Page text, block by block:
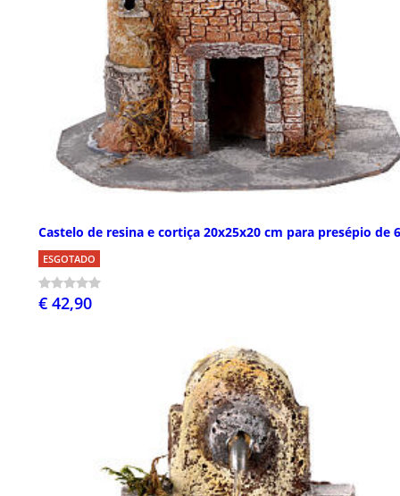
Castelo de resina e cortiça 20x25x20 cm para presépio de
ESGOTADO
€ 42,90